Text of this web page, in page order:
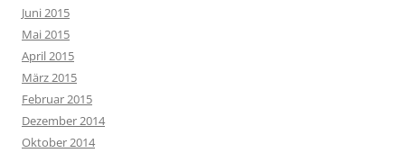
Juni 2015
Mai 2015
April 2015
März 2015
Februar 2015
Dezember 2014
Oktober 2014